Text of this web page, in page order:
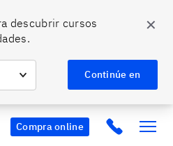
descubrir cursos
Continúe en
✕
Compra online Click to